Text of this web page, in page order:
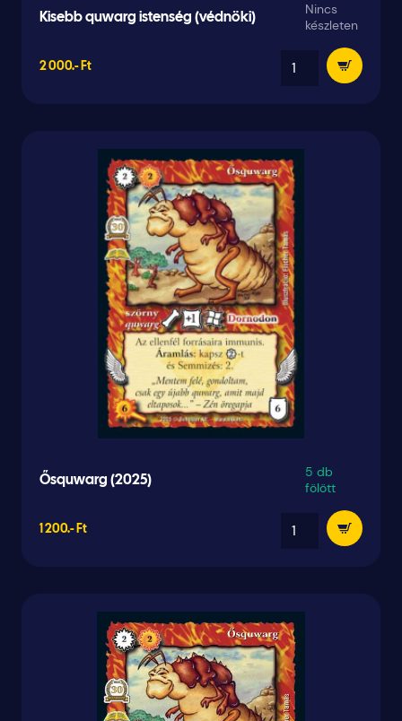
Kisebb quwarg istenség (védnöki)
Nincs
készleten
2 000.- Ft
Ősquwarg (2025)
5 db
fölött
1 200.- Ft